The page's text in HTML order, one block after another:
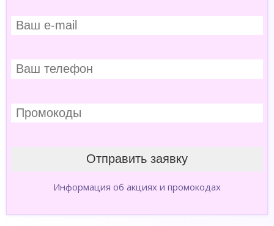
Информация об акциях и промокодах